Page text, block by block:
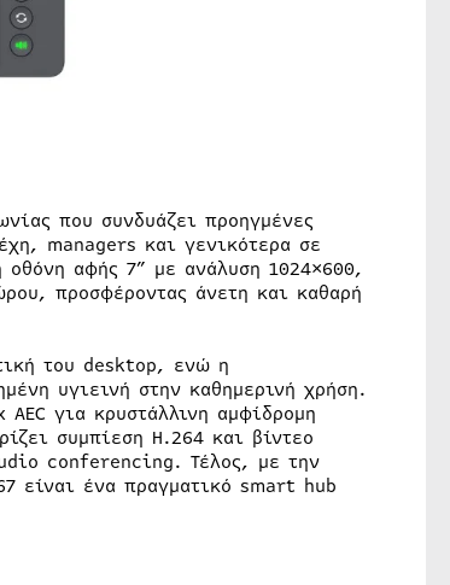
που συνδυάζει προηγμένες
managers και γενικότερα σε
οθόνη αφής 7” με ανάλυση 1024×600,
προσφέροντας άνετη και καθαρή
του desktop, ενώ η
υγιεινή στην καθημερινή χρήση.
για κρυστάλλινη αμφίδρομη
συμπίεση H.264 και βίντεο
conferencing. Τέλος, με την
είναι ένα πραγματικό smart hub